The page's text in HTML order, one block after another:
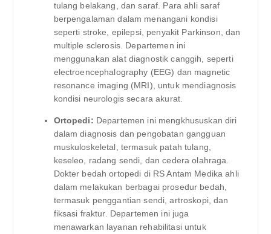
tulang belakang, dan saraf. Para ahli saraf
berpengalaman dalam menangani kondisi
seperti stroke, epilepsi, penyakit Parkinson, dan
multiple sclerosis. Departemen ini
menggunakan alat diagnostik canggih, seperti
electroencephalography (EEG) dan magnetic
resonance imaging (MRI), untuk mendiagnosis
kondisi neurologis secara akurat.
Ortopedi: Departemen ini mengkhususkan diri
dalam diagnosis dan pengobatan gangguan
muskuloskeletal, termasuk patah tulang,
keseleo, radang sendi, dan cedera olahraga.
Dokter bedah ortopedi di RS Antam Medika ahli
dalam melakukan berbagai prosedur bedah,
termasuk penggantian sendi, artroskopi, dan
fiksasi fraktur. Departemen ini juga
menawarkan layanan rehabilitasi untuk